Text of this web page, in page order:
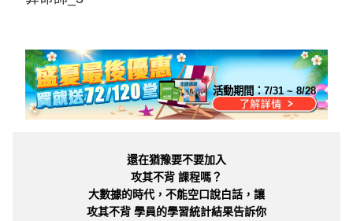
活動期間：7/31 ~ 8/28
還在猶豫要不要加入
攻其不背 課程嗎？
大數據的時代，不能空口說白話，讓
攻其不背 學員的學習統計結果告訴你